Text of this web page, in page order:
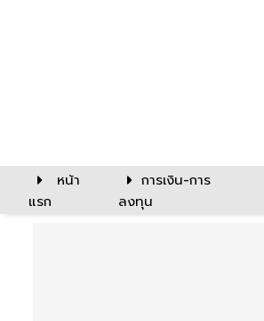
หน้า
แรก
การเงิน-การ
ลงทุน